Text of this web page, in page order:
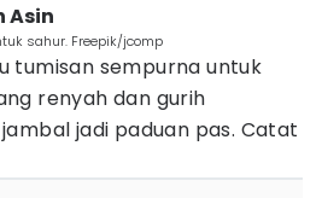
Asin
sahur. Freepik/jcomp
tumisan sempurna untuk
renyah dan gurih
jadi paduan pas. Catat